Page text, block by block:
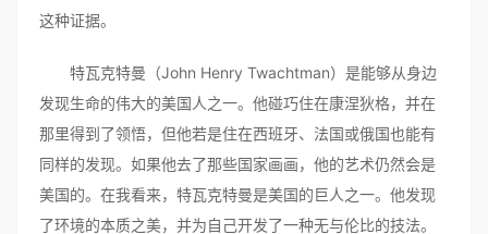
这种证据。
特瓦克特曼（John Henry Twachtman）是能够从身边
发现生命的伟大的美国人之一。他碰巧住在康涅狄格，并在
那里得到了领悟，但他若是住在西班牙、法国或俄国也能有
同样的发现。如果他去了那些国家画画，他的艺术仍然会是
美国的。在我看来，特瓦克特曼是美国的巨人之一。他发现
了环境的本质之美，并为自己开发了一种无与伦比的技法。